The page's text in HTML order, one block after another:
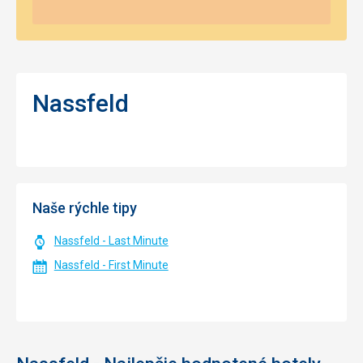
Nassfeld
Naše rýchle tipy
Nassfeld - Last Minute
Nassfeld - First Minute